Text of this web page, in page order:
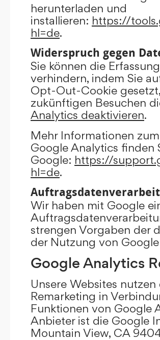
herunterladen und
installieren: https://
hl=de.
Widerspruch gegen
Sie können die
verhindern, indem Sie
Opt-Out-Cookie
zukünftigen Besuchen
Analytics deaktivieren.
Mehr Informationen
Google Analytics finden
Google: https://
hl=de.
Wir haben mit Google
strengen Vorgaben der
der Nutzung von
Google Analytics
Unsere Websites
Remarketing in
Funktionen von Google
Anbieter ist die Google
Mountain View, CA